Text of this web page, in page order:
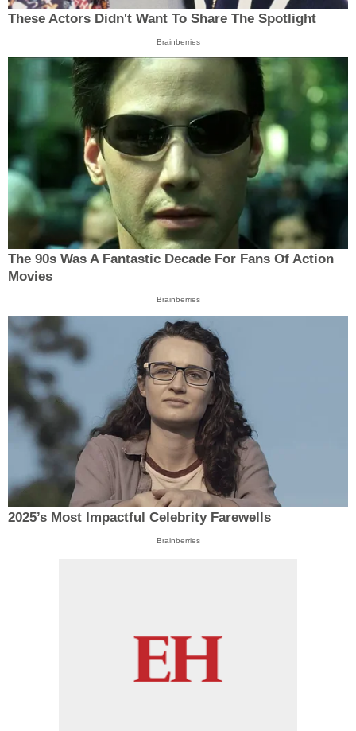
These Actors Didn't Want To Share The Spotlight
Brainberries
The 90s Was A Fantastic Decade For Fans Of Action
Movies
Brainberries
2025’s Most Impactful Celebrity Farewells
Brainberries